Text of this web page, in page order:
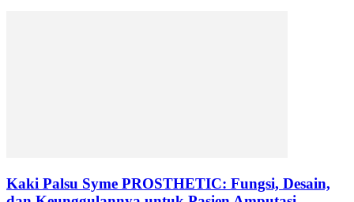
Kaki Palsu Syme PROSTHETIC: Fungsi, Desain,